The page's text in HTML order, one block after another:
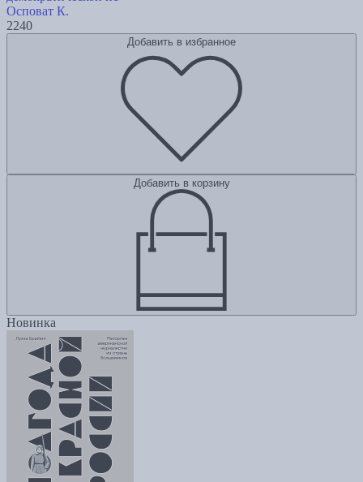
Осповат К.
2240
Добавить в избранное
Добавить в корзину
Новинка